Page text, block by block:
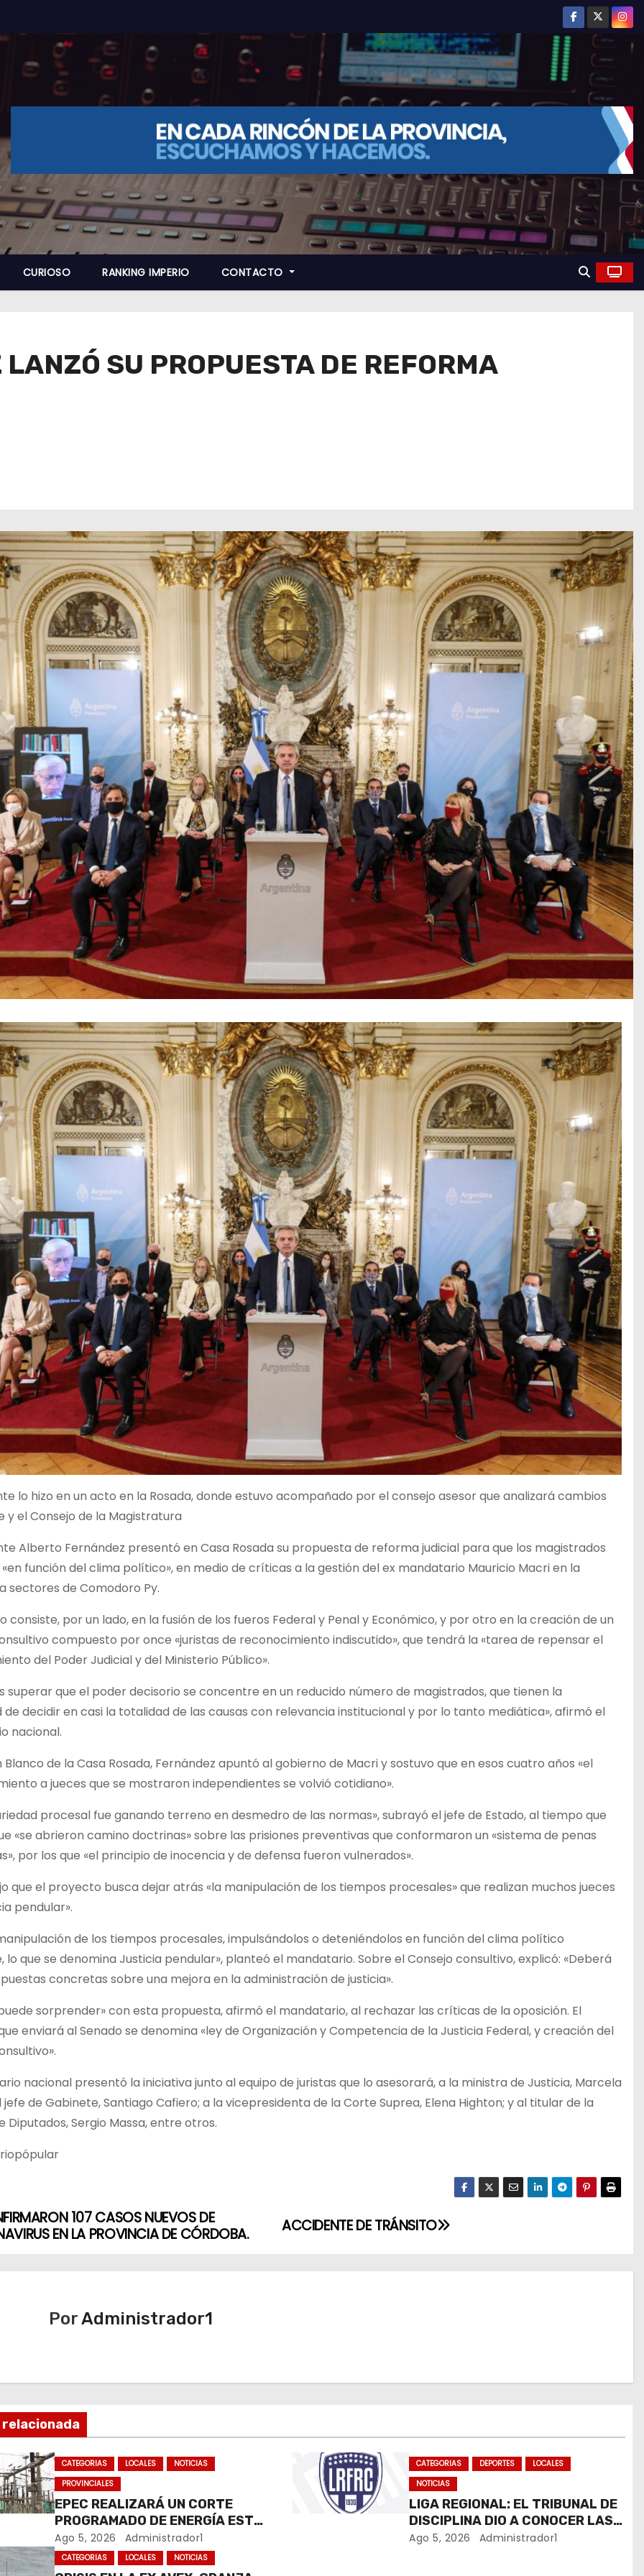
CURIOSO RANKING IMPERIO CONTACTO
SU PROPUESTA DE REFORMA
lo hizo en un acto en la Rosada, donde estuvo acompañado por el consejo asesor que analizará cambios
y el Consejo de la Magistratura
Alberto Fernández presentó en Casa Rosada su propuesta de reforma judicial para que los magistrados
función del clima político», en medio de críticas a la gestión del ex mandatario Mauricio Macri en la
sectores de Comodoro Py.
consiste, por un lado, en la fusión de los fueros Federal y Penal y Económico, y por otro en la creación de un
compuesto por once «juristas de reconocimiento indiscutido», que tendrá la «tarea de repensar el
del Poder Judicial y del Ministerio Público».
superar que el poder decisorio se concentre en un reducido número de magistrados, que tienen la
decidir en casi la totalidad de las causas con relevancia institucional y por lo tanto mediática», afirmó el
nacional.
Blanco de la Casa Rosada, Fernández apuntó al gobierno de Macri y sostuvo que en esos cuatro años «el
a jueces que se mostraron independientes se volvió cotidiano».
procesal fue ganando terreno en desmedro de las normas», subrayó el jefe de Estado, al tiempo que
«se abrieron camino doctrinas» sobre las prisiones preventivas que conformaron un «sistema de penas
por los que «el principio de inocencia y de defensa fueron vulnerados».
que el proyecto busca dejar atrás «la manipulación de los tiempos procesales» que realizan muchos jueces
pendular».
de los tiempos procesales, impulsándolos o deteniéndolos en función del clima político
lo que se denomina Justicia pendular», planteó el mandatario. Sobre el Consejo consultivo, explicó: «Deberá
concretas sobre una mejora en la administración de justicia».
sorprender» con esta propuesta, afirmó el mandatario, al rechazar las críticas de la oposición. El
enviará al Senado se denomina «ley de Organización y Competencia de la Justicia Federal, y creación del
nacional presentó la iniciativa junto al equipo de juristas que lo asesorará, a la ministra de Justicia, Marcela
jefe de Gabinete, Santiago Cafiero; a la vicepresidenta de la Corte Suprea, Elena Highton; y al titular de la
Diputados, Sergio Massa, entre otros.
ACCIDENTE DE TRÁNSITO
107 CASOS NUEVOS DE
EN LA PROVINCIA DE CÓRDOBA.
PorAdministrador1
CATEGORIAS LOCALES
NOTICIAS
PROVINCIALES
EPEC REALIZARÁ UN CORTE
PROGRAMADO DE ENERGÍA ESTE
JUEVES EN RÍO CUARTO
Ago 5, 2026 Administrador1
CATEGORIAS DEPORTES
LOCALES
NOTICIAS
LIGA REGIONAL: EL TRIBUNAL DE
DISCIPLINA DIO A CONOCER LAS
SANCIONES DEL BOLETÍN OFICIAL
Ago 5, 2026 Administrador1
CATEGORIAS LOCALES NOTICIAS